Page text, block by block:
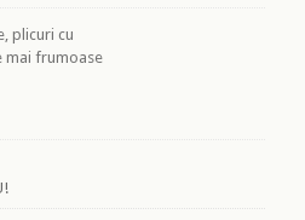
plicuri cu
mai frumoase